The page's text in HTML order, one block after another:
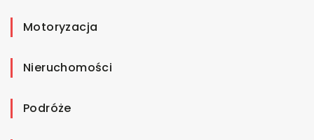
Motoryzacja
Nieruchomości
Podróże